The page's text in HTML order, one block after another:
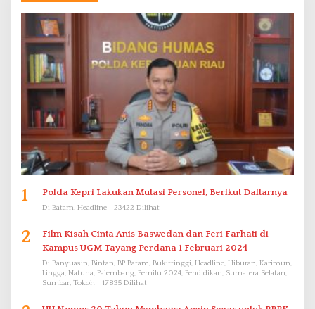
1 Polda Kepri Lakukan Mutasi Personel, Berikut Daftarnya
Di Batam, Headline 23422 Dilihat
2
Film Kisah Cinta Anis Baswedan dan Feri Farhati di
Kampus UGM Tayang Perdana 1 Februari 2024
Di Banyuasin, Bintan, BP Batam, Bukittinggi, Headline, Hiburan, Karimun,
Lingga, Natuna, Palembang, Pemilu 2024, Pendidikan, Sumatera Selatan,
Sumbar, Tokoh
17835 Dilihat